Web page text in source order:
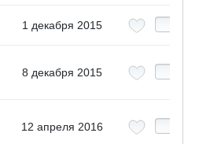
1 декабря 2015
8 декабря 2015
12 апреля 2016